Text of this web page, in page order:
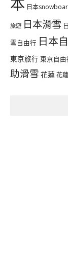
日本
旅遊 日本滑雪
雪自由行 日本
東京旅行 東京自由
助滑雪 花蓮花